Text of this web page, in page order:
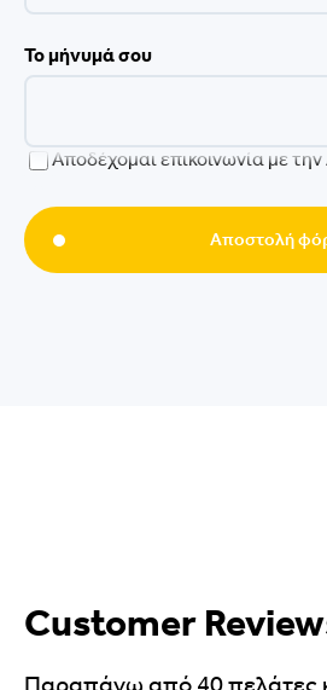
Το μήνυμά σου
Αποδέχομαι επικοινωνία με
Αποστολή
Customer